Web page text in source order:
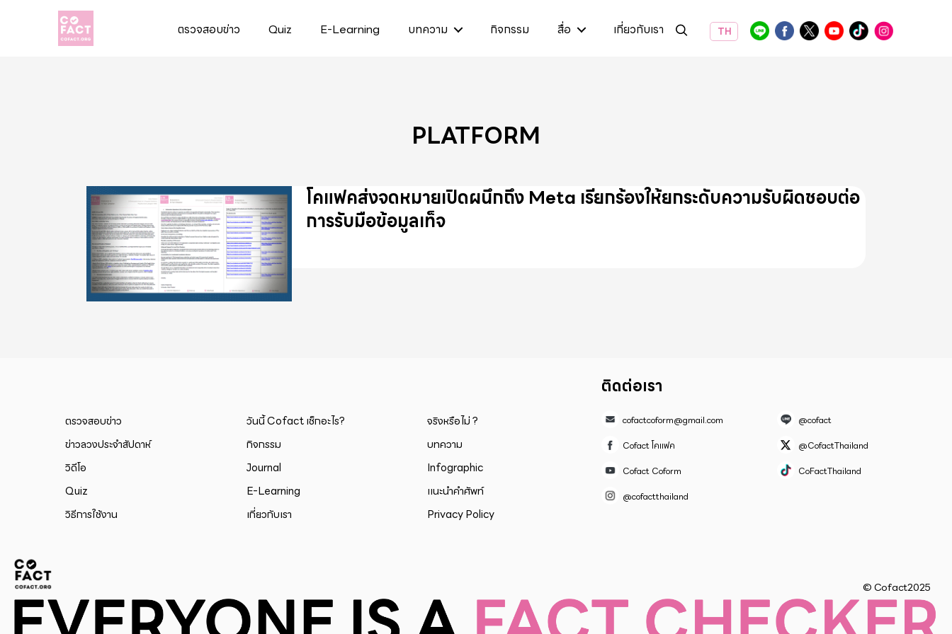
ตรวจสอบข่าว Quiz E-Learning บทความ กิจกรรม สื่อ เกี่ยวกับเรา TH
PLATFORM
โคแฟคส่งจดหมายเปิดผนึกถึง Meta เรียกร้องให้ยกระดับความรับผิดชอบต่อ
การรับมือข้อมูลเท็จ
ตรวจสอบข่าว วันนี้ Cofact เช็กอะไร?
จริงหรือไม่ ?
ข่าวลวงประจำสัปดาห์
กิจกรรม
บทความ
วิดีโอ
Journal
Infographic
Quiz
E-Learning
แนะนำคำศัพท์
วิธีการใช้งาน
เกี่ยวกับเรา Privacy Policy
ติดต่อเรา
cofactcoform@gmail.com
@cofact
Cofact โคแฟค
@CofactThailand
Cofact Coform
CoFactThailand
@cofactthailand
© Cofact2025